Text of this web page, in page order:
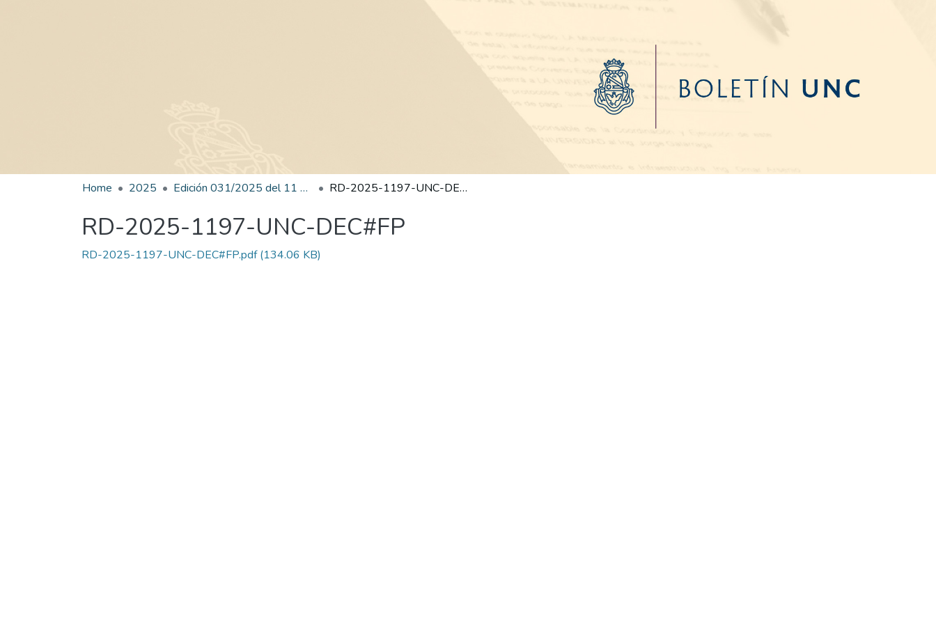
Home 2025 Edición 031/2025 del 11 de agosto de 2025 RD-2025-1197-UNC-DEC#FP
RD-2025-1197-UNC-DEC#FP
RD-2025-1197-UNC-DEC#FP.pdf(134.06 KB)